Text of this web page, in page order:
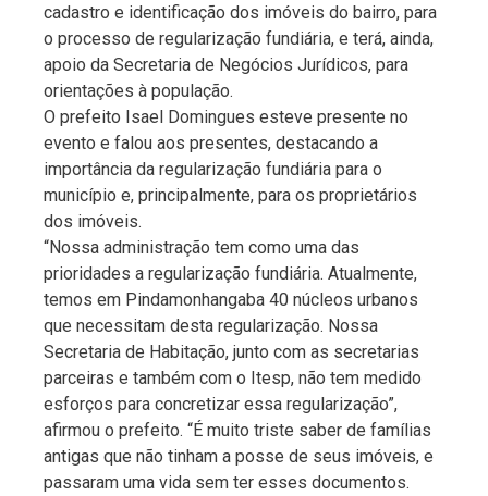
cadastro e identificação dos imóveis do bairro, para
o processo de regularização fundiária, e terá, ainda,
apoio da Secretaria de Negócios Jurídicos, para
orientações à população.
O prefeito Isael Domingues esteve presente no
evento e falou aos presentes, destacando a
importância da regularização fundiária para o
município e, principalmente, para os proprietários
dos imóveis.
“Nossa administração tem como uma das
prioridades a regularização fundiária. Atualmente,
temos em Pindamonhangaba 40 núcleos urbanos
que necessitam desta regularização. Nossa
Secretaria de Habitação, junto com as secretarias
parceiras e também com o Itesp, não tem medido
esforços para concretizar essa regularização”,
afirmou o prefeito. “É muito triste saber de famílias
antigas que não tinham a posse de seus imóveis, e
passaram uma vida sem ter esses documentos.